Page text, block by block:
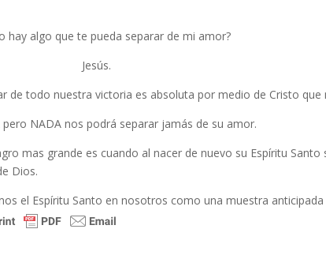
hay algo que te pueda separar de mi amor?
de todo nuestra victoria es absoluta por medio de Cristo que
pero NADA nos podrá separar jamás de su amor.
mas grande es cuando al nacer de nuevo su Espíritu
Dios.
el Espíritu Santo en nosotros como una muestra